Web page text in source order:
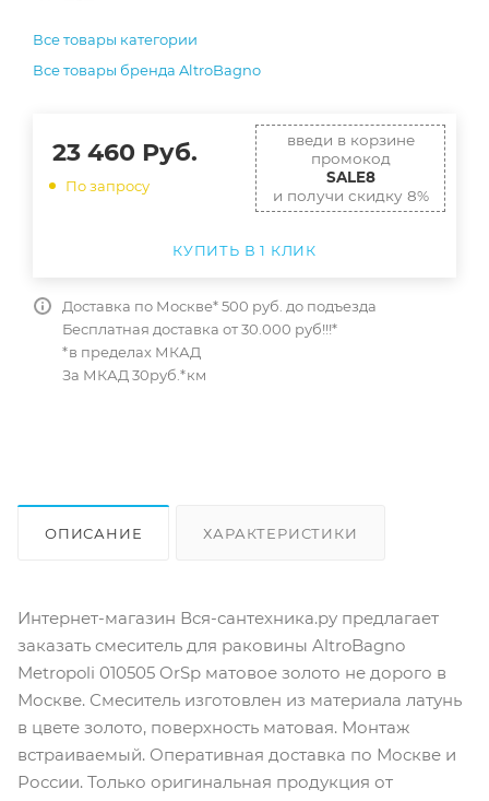
Все товары категории
Все товары бренда AltroBagno
23 460 Руб.
По запросу
введи в корзине
промокод
SALE8
и получи скидку 8%
КУПИТЬ В 1 КЛИК
Доставка по Москве* 500 руб. до подъезда
Бесплатная доставка от 30.000 руб!!!*
*в пределах МКАД
За МКАД 30руб.*км
ОПИСАНИЕ ХАРАКТЕРИСТИКИ
Интернет-магазин Вся-сантехника.ру предлагает
заказать смеситель для раковины AltroBagno
Metropoli 010505 OrSp матовое золото не дорого в
Москве. Смеситель изготовлен из материала латунь
в цвете золото, поверхность матовая. Монтаж
встраиваемый. Оперативная доставка по Москве и
России. Только оригинальная продукция от